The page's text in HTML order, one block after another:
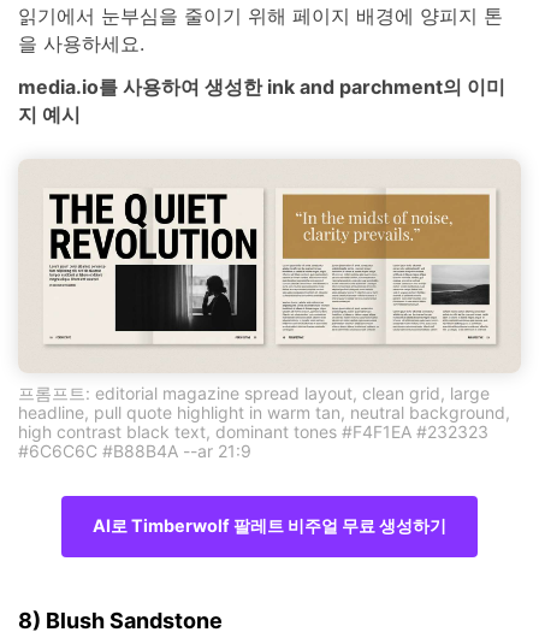
읽기에서 눈부심을 줄이기 위해 페이지 배경에 양피지 톤
을 사용하세요.
media.io를 사용하여 생성한 ink and parchment의 이미
지 예시
프롬프트: editorial magazine spread layout, clean grid, large
headline, pull quote highlight in warm tan, neutral background,
high contrast black text, dominant tones #F4F1EA #232323
#6C6C6C #B88B4A --ar 21:9
AI로 Timberwolf 팔레트 비주얼 무료 생성하기
8) Blush Sandstone